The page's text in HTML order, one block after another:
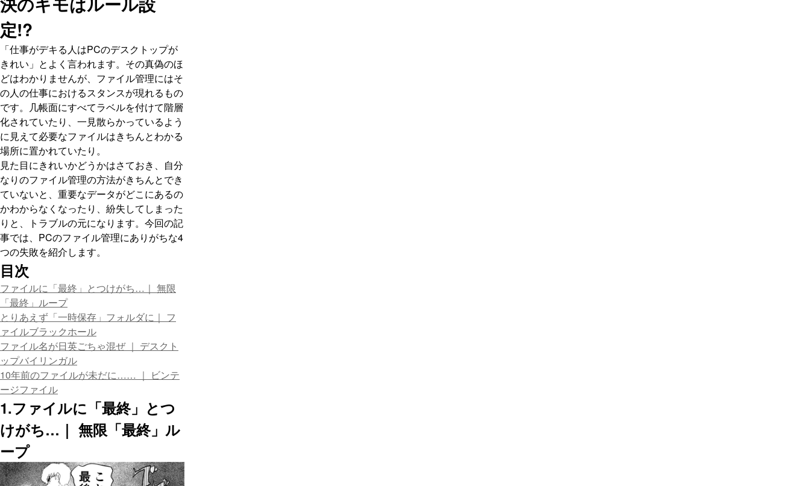
定!?
「仕事がデキる人はPCのデスクトップが
きれい」とよく言われます。その真偽のほ
どはわかりませんが、ファイル管理にはそ
の人の仕事におけるスタンスが現れるもの
です。几帳面にすべてラベルを付けて階層
化されていたり、一見散らかっているよう
に見えて必要なファイルはきちんとわかる
場所に置かれていたり。
見た目にきれいかどうかはさておき、自分
なりのファイル管理の方法がきちんとでき
ていないと、重要なデータがどこにあるの
かわからなくなったり、紛失してしまった
りと、トラブルの元になります。今回の記
事では、PCのファイル管理にありがちな4
つの失敗を紹介します。
目次
ファイルに「最終」とつけがち…｜ 無限
「最終」ループ
とりあえず「一時保存」フォルダに｜ フ
ァイルブラックホール
ファイル名が日英ごちゃ混ぜ ｜ デスクト
ップバイリンガル
10年前のファイルが未だに…… ｜ ビンテ
ージファイル
1.ファイルに「最終」とつ
けがち…｜ 無限「最終」ル
ープ